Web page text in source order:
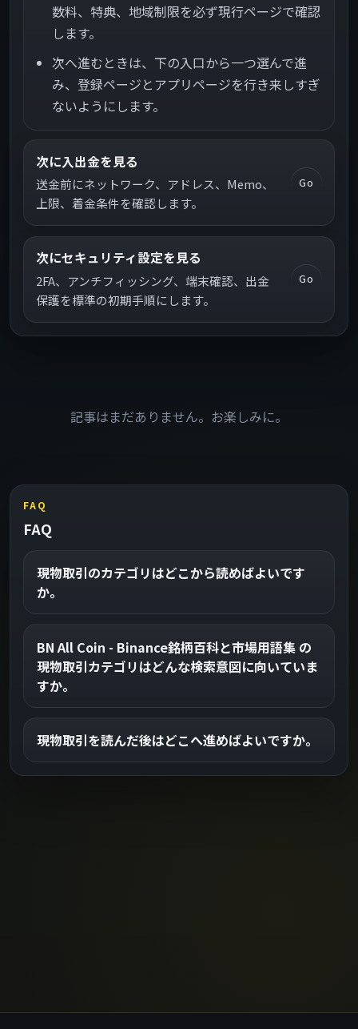
数料、特典、地域制限を必ず現行ページで確認
します。
次へ進むときは、下の入口から一つ選んで進
み、登録ページとアプリページを行き来しすぎ
ないようにします。
次に入出金を見る
送金前にネットワーク、アドレス、Memo、
上限、着金条件を確認します。
Go
次にセキュリティ設定を見る
2FA、アンチフィッシング、端末確認、出金
保護を標準の初期手順にします。
Go
記事はまだありません。お楽しみに。
FAQ
FAQ
現物取引のカテゴリはどこから読めばよいです
か。
BN All Coin - Binance銘柄百科と市場用語集 の
現物取引カテゴリはどんな検索意図に向いていま
すか。
現物取引を読んだ後はどこへ進めばよいですか。